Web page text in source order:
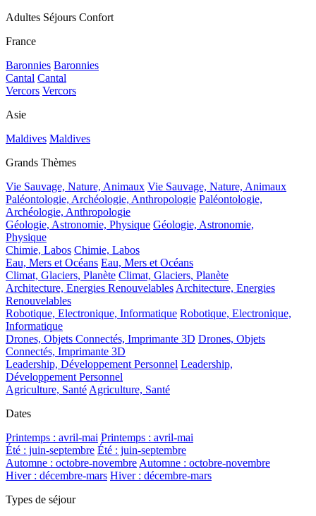
Adultes Séjours Confort
France
Baronnies Baronnies
Cantal Cantal
Vercors Vercors
Asie
Maldives Maldives
Grands Thèmes
Vie Sauvage, Nature, Animaux Vie Sauvage, Nature, Animaux
Paléontologie, Archéologie, Anthropologie Paléontologie,
Archéologie, Anthropologie
Géologie, Astronomie, Physique Géologie, Astronomie,
Physique
Chimie, Labos Chimie, Labos
Eau, Mers et Océans Eau, Mers et Océans
Climat, Glaciers, Planète Climat, Glaciers, Planète
Architecture, Energies Renouvelables Architecture, Energies
Renouvelables
Robotique, Electronique, Informatique Robotique, Electronique,
Informatique
Drones, Objets Connectés, Imprimante 3D Drones, Objets
Connectés, Imprimante 3D
Leadership, Développement Personnel Leadership,
Développement Personnel
Agriculture, Santé Agriculture, Santé
Dates
Printemps : avril-mai Printemps : avril-mai
Été : juin-septembre Été : juin-septembre
Automne : octobre-novembre Automne : octobre-novembre
Hiver : décembre-mars Hiver : décembre-mars
Types de séjour